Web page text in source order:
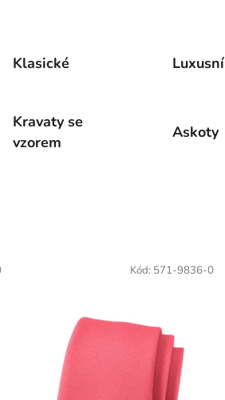
Klasické Luxusní
Kravaty se
vzorem
Askoty
Kód: 571-9836-0